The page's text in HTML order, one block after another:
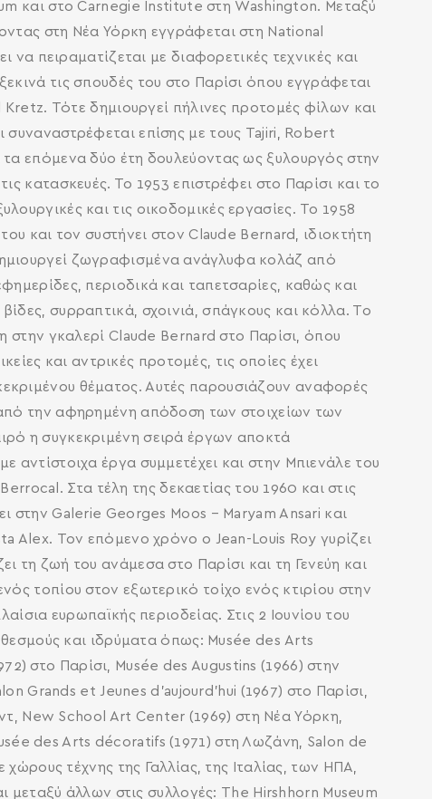
και στο Carnegie Institute στη Washington. Μεταξύ
στη Νέα Υόρκη εγγράφεται στη National
πειραματίζεται με διαφορετικές τεχνικές και
τις σπουδές του στο Παρίσι όπου εγγράφεται
Τότε δημιουργεί πήλινες προτομές φίλων και
επίσης με τους Tajiri, Robert
επόμενα δύο έτη δουλεύοντας ως ξυλουργός στην
κατασκευές. Το 1953 επιστρέφει στο Παρίσι και το
και τις οικοδομικές εργασίες. To 1958
και τον συστήνει στον Claude Bernard, ιδιοκτήτη
ζωγραφισμένα ανάγλυφα κολάζ από
περιοδικά και ταπετσαρίες, καθώς και
συρραπτικά, σχοινιά, σπάγκους και κόλλα. Το
στην γκαλερί Claude Bernard στο Παρίσι, όπου
και αντρικές προτομές, τις οποίες έχει
θέματος. Αυτές παρουσιάζουν αναφορές
την αφηρημένη απόδοση των στοιχείων των
η συγκεκριμένη σειρά έργων αποκτά
αντίστοιχα έργα συμμετέχει και στην Μπιενάλε του
Στα τέλη της δεκαετίας του 1960 και στις
στην Galerie Georges Moos – Maryam Ansari και
Alex. Τον επόμενο χρόνο ο Jean-Louis Roy γυρίζει
τη ζωή του ανάμεσα στο Παρίσι και τη Γενεύη και
τοπίου στον εξωτερικό τοίχο ενός κτιρίου στην
ευρωπαϊκής περιοδείας. Στις 2 Ιουνίου του
θεσμούς και ιδρύματα όπως: Musée des Αrts
στο Παρίσι, Musée des Augustins (1966) στην
Grands et Jeunes d’aujourd’hui (1967) στο Παρίσι,
New School Art Center (1969) στη Νέα Υόρκη,
des Arts décoratifs (1971) στη Λωζάνη, Salon de
τέχνης της Γαλλίας, της Ιταλίας, των ΗΠΑ,
μεταξύ άλλων στις συλλογές: The Hirshhorn Museum